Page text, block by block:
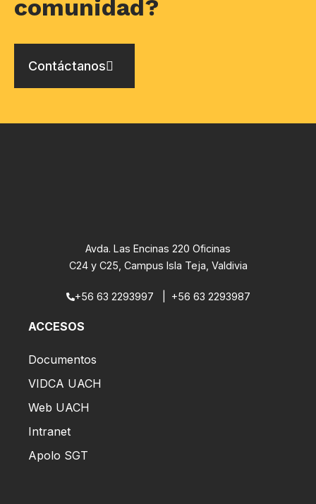
comunidad?
Contáctanos
Avda. Las Encinas 220 Oficinas
C24 y C25, Campus Isla Teja, Valdivia
+56 63 2293997 +56 63 2293987
ACCESOS
Documentos
VIDCA UACH
Web UACH
Intranet
Apolo SGT